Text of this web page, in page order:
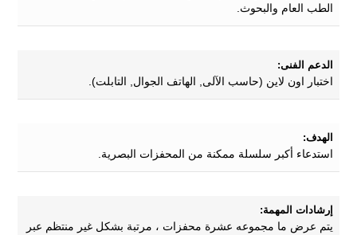
الطب العام والبحوث.
الدعم الفنى:
اختبار اون لاين (حاسب الآلى, الهاتف الجوال, التابلت).
الهدف:
استدعاء أكبر سلسلة ممكنة من المحفزات البصرية.
إرشادات المهمة:
يتم عرض ما مجموعه عشرة محفزات ، مرتبة بشكل غير منتظم عبر